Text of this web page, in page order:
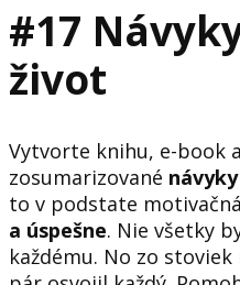
#17
život
Vytvorte knihu, e-book
zosumarizované
to v podstate
a úspešne. Nie všetky
každému. No zo